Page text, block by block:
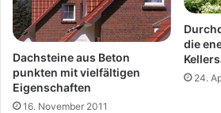
Dachsteine aus Beton
punkten mit vielfältigen
Eigenschaften
16. November 2011
die
24.